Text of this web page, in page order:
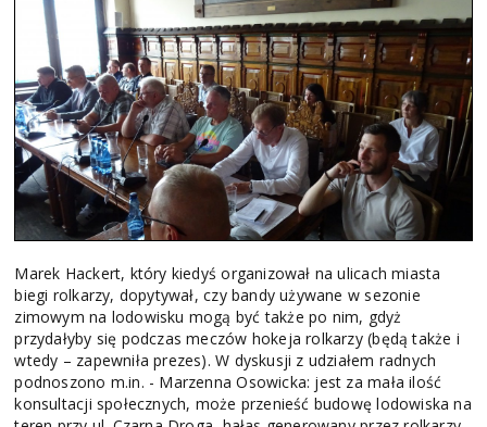
Marek Hackert, który kiedyś organizował na ulicach miasta
biegi rolkarzy, dopytywał, czy bandy używane w sezonie
zimowym na lodowisku mogą być także po nim, gdyż
przydałyby się podczas meczów hokeja rolkarzy (będą także i
wtedy – zapewniła prezes). W dyskusji z udziałem radnych
podnoszono m.in. - Marzenna Osowicka: jest za mała ilość
konsultacji społecznych, może przenieść budowę lodowiska na